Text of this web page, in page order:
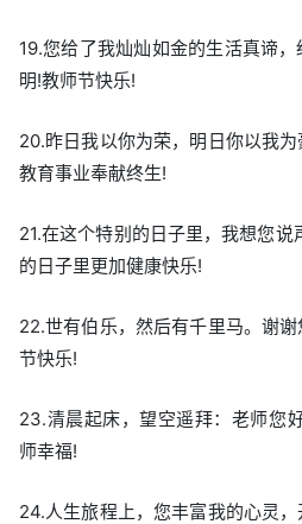
19.您给了我灿灿如金的生活真谛
明!教师节快乐!
20.昨日我以你为荣，明日你以我
教育事业奉献终生!
21.在这个特别的日子里，我想您
的日子里更加健康快乐!
22.世有伯乐，然后有千里马。谢
节快乐!
23.清晨起床，望空遥拜：老师您
师幸福!
24.人生旅程上，您丰富我的心灵